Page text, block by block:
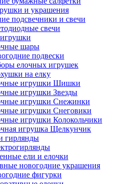
и украшения
подсвечники и свечи
свечи
шары
подвески
елочных игрушек
на елку
игрушки Шишки
игрушки Звезды
игрушки Снежинки
игрушки Снеговики
игрушки Колокольчики
игрушка Щелкунчик
гирлянды
ели и елочки
новогодние украшения
фигурки